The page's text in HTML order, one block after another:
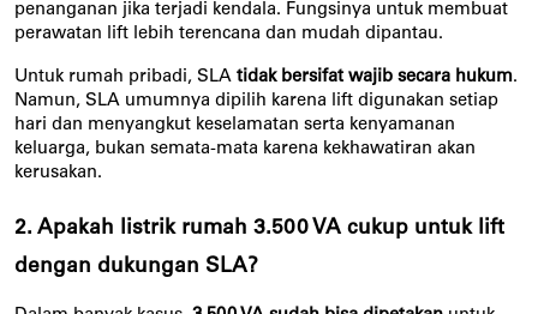
penanganan jika terjadi kendala. Fungsinya untuk membuat
perawatan lift lebih terencana dan mudah dipantau.
Untuk rumah pribadi, SLA tidak bersifat wajib secara hukum.
Namun, SLA umumnya dipilih karena lift digunakan setiap
hari dan menyangkut keselamatan serta kenyamanan
keluarga, bukan semata-mata karena kekhawatiran akan
kerusakan.
2. Apakah listrik rumah 3.500 VA cukup untuk lift
dengan dukungan SLA?